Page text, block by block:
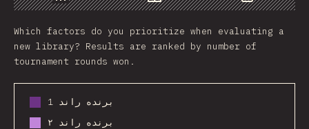
Chart Data
Share
Which factors do you prioritize when evaluating a
new library? Results are ranked by number of
tournament rounds won.
برنده راند 1
برنده راند ۲